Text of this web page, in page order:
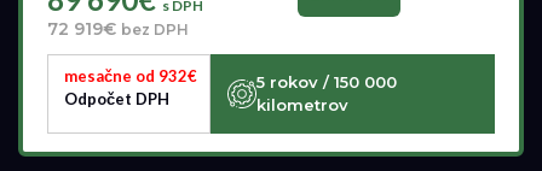
s DPH
72 919€ bez DPH
mesačne od 932€
Odpočet DPH
5 rokov / 150 000
kilometrov